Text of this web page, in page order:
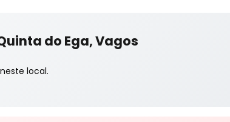
do Ega, Vagos
local.